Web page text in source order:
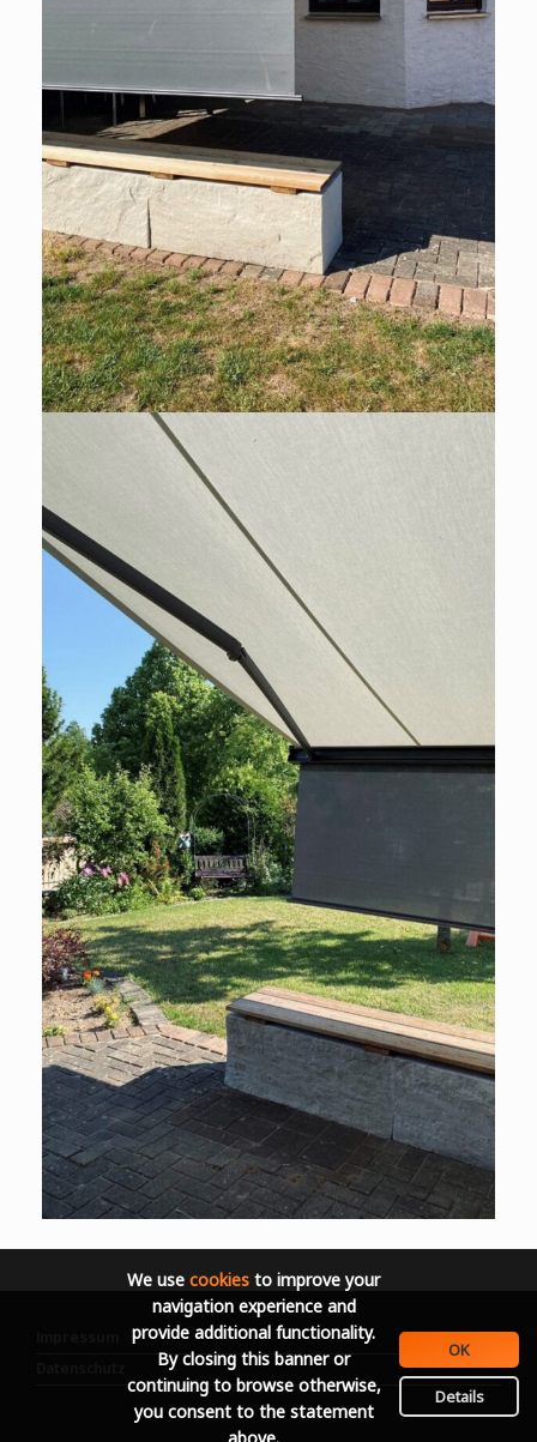
We use cookies to improve your
navigation experience and
provide additional functionality.
By closing this banner or
continuing to browse otherwise,
you consent to the statement
OK
Details
WPCookiePro